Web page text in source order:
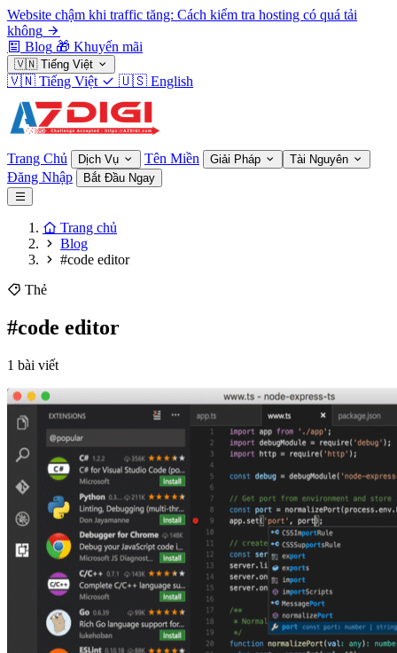
Website chậm khi traffic tăng: Cách kiểm tra hosting có quá tải
không
Blog 🎁 Khuyến mãi
🇻🇳 Tiếng Việt
🇻🇳 Tiếng Việt 🇺🇸 English
Trang Chủ Dịch Vụ Tên Miền Giải Pháp Tài Nguyên
Đăng Nhập Bắt Đầu Ngay
Trang chủ
Blog
#code editor
Thẻ
#code editor
1 bài viết